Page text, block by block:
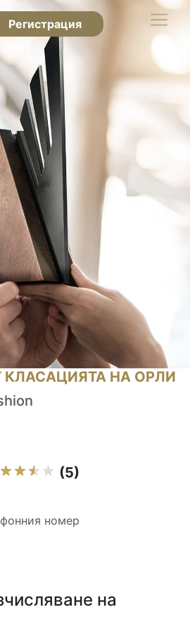
Регистрация
КЛАСАЦИЯТА НА ОРЛИ
(5)
номер
на